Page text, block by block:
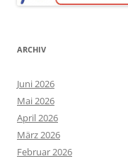
ARCHIV
Juni 2026
Mai 2026
April 2026
März 2026
Februar 2026